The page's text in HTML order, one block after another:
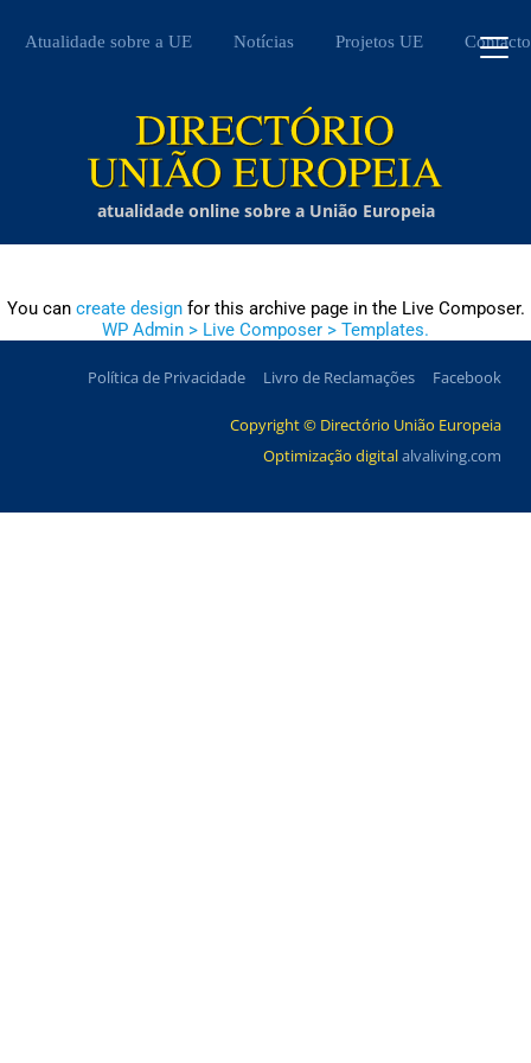
Atualidade sobre a UE Notícias Projetos UE Contacto
atualidade online sobre a União Europeia
You can create designfor this archive page in the Live Composer.
WP Admin > Live Composer > Templates.
Política de Privacidade Livro de Reclamações Facebook
Copyright © Directório União Europeia
Optimização digitalalvaliving.com